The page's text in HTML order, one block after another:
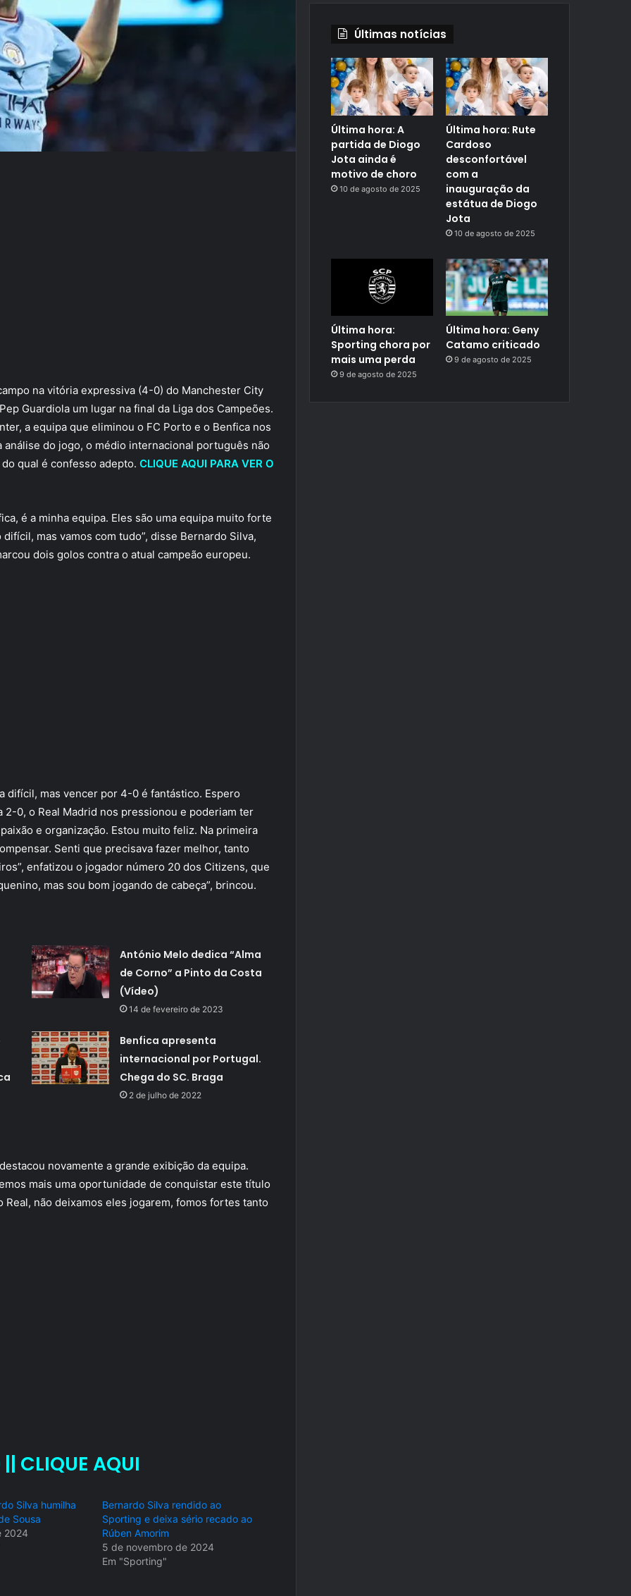
na vitória expressiva (4-0) do Manchester City
Guardiola um lugar na final da Liga dos Campeões.
a equipa que eliminou o FC Porto e o Benfica nos
do jogo, o médio internacional português não
qual é confesso adepto. CLIQUE AQUI PARA VER O
é a minha equipa. Eles são uma equipa muito forte
mas vamos com tudo”, disse Bernardo Silva,
dois golos contra o atual campeão europeu.
difícil, mas vencer por 4-0 é fantástico. Espero
0, o Real Madrid nos pressionou e poderiam ter
e organização. Estou muito feliz. Na primeira
Senti que precisava fazer melhor, tanto
enfatizou o jogador número 20 dos Citizens, que
mas sou bom jogando de cabeça”, brincou.
António Melo dedica “Alma
de Corno” a Pinto da Costa
(Vídeo)
14 de fevereiro de 2023
Benfica apresenta
internacional por Portugal.
Chega do SC. Braga
2 de julho de 2022
novamente a grande exibição da equipa.
mais uma oportunidade de conquistar este título
não deixamos eles jogarem, fomos fortes tanto
CLIQUE AQUI
Silva humilha
Sousa
2024
Bernardo Silva rendido ao
Sporting e deixa sério recado ao
Rúben Amorim
5 de novembro de 2024
Em "Sporting"
Últimas notícias
Última hora: A
partida de Diogo
Jota ainda é
motivo de choro
10 de agosto de 2025
Última hora: Rute
Cardoso
desconfortável
com a
inauguração da
estátua de Diogo
Jota
10 de agosto de 2025
Última hora:
Sporting chora por
mais uma perda
9 de agosto de 2025
Última hora: Geny
Catamo criticado
9 de agosto de 2025